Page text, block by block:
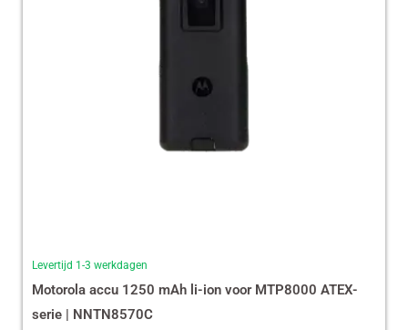
Levertijd 1-3 werkdagen
Motorola accu 1250 mAh li-ion voor MTP8000 ATEX-
serie | NNTN8570C